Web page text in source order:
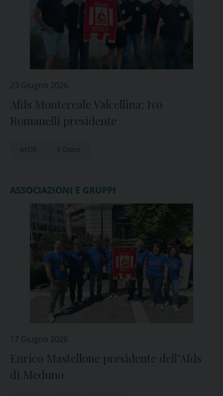
23 Giugno 2026
Afds Montereale Valcellina: Ivo
Romanelli presidente
AFDS Il Dono
ASSOCIAZIONI E GRUPPI
17 Giugno 2026
Enrico Mastellone presidente dell’Afds
di Meduno